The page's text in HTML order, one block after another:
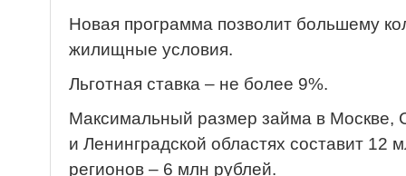
Новая программа позволит большему
жилищные условия.
Льготная ставка – не более 9%.
Максимальный размер займа в Москве,
и Ленинградской областях составит 12
регионов – 6 млн рублей.